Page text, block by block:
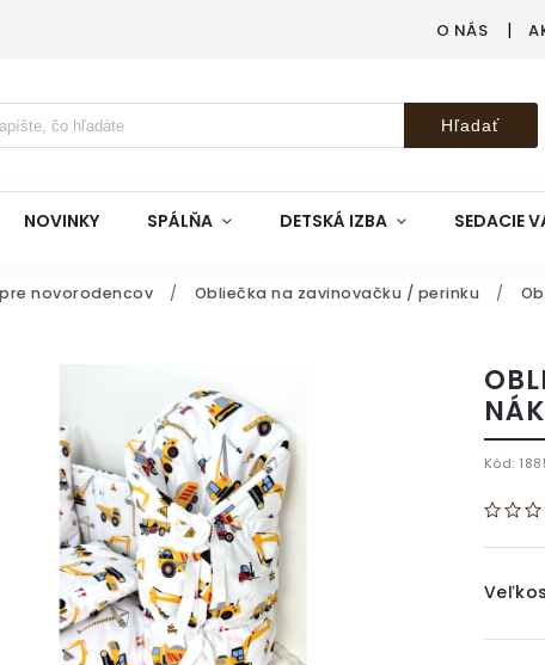
O NÁS
Hľadať
NOVINKY SPÁLŇA DETSKÁ IZBA SEDACIE
novorodencov / Obliečka na zavinovačku / perinku /
Kód: